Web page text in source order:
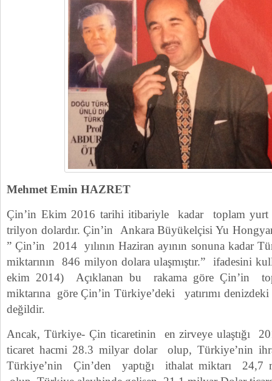
Mehmet Emin HAZRET
Çin’in Ekim 2016 tarihi itibariyle kadar toplam yurt
trilyon dolardır. Çin’in Ankara Büyükelçisi Yu
” Çin’in 2014 yılının Haziran ayının sonuna kadar
miktarının 846 milyon dolara ulaşmıştır.” ifadesini
ekim 2014) Açıklanan bu rakama göre Çin’in
miktarına göre Çin’in Türkiye’deki yatırımı
değildir.
Ancak, Türkiye- Çin ticaretinin en zirveye ulaştığı
ticaret hacmi 28.3 milyar dolar olup, Türkiye’nin
Türkiye’nin Çin’den yaptığı ithalat miktarı 24,7